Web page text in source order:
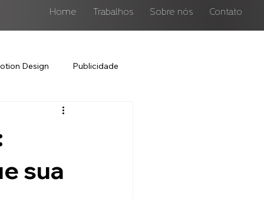
Home Trabalhos Sobre nós Contato
Design Publicidade
sua